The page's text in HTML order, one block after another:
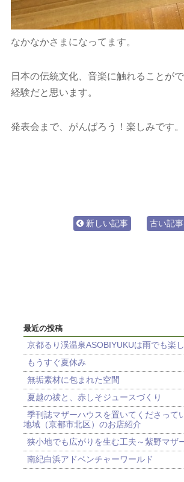
なかなかさまになってます。
日本の伝統文化、音楽に触れることが
経験だと思います。
発表会まで、がんばろう！楽しみです。
新しい記事 古い記事
最近の投稿
京都るり渓温泉ASOBIYUKUは雨でも楽し
もうすぐ夏休み
無垢素材に包まれた空間
夏越の祓と、赤しそジュースづくり
季刊誌マザーハウスを置いてくださって
地域（京都市北区）のお店紹介
狭小地でも広がりを生む工夫～紫野マザ
南紀白浜アドベンチャーワールド